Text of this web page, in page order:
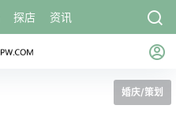
探店 资讯
婚庆/策划